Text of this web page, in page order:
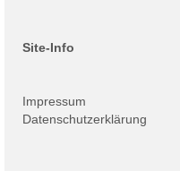
Site-Info
Impressum
Datenschutzerklärung